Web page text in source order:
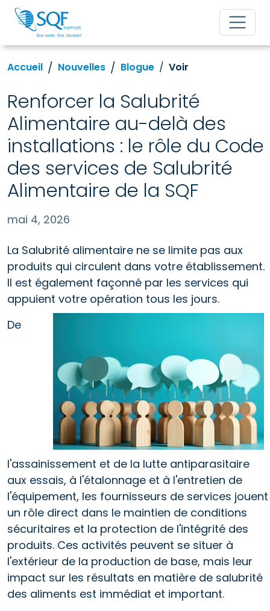
Accueil Nouvelles Blogue Voir
Renforcer la Salubrité
Alimentaire au-delà des
installations : le rôle du Code
des services de Salubrité
Alimentaire de la SQF
mai 4, 2026
La Salubrité alimentaire ne se limite pas aux
produits qui circulent dans votre établissement.
Il est également façonné par les services qui
appuient votre opération tous les jours.
De
l'assainissement et de la lutte antiparasitaire
aux essais, à l'étalonnage et à l'entretien de
l'équipement, les fournisseurs de services jouent
un rôle direct dans le maintien de conditions
sécuritaires et la protection de l'intégrité des
produits. Ces activités peuvent se situer à
l'extérieur de la production de base, mais leur
impact sur les résultats en matière de salubrité
des aliments est immédiat et important.